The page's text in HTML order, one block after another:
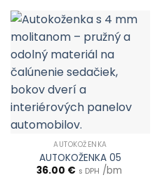
AUTOKOŽENKA
AUTOKOŽENKA 05
36.00 € s DPH /bm